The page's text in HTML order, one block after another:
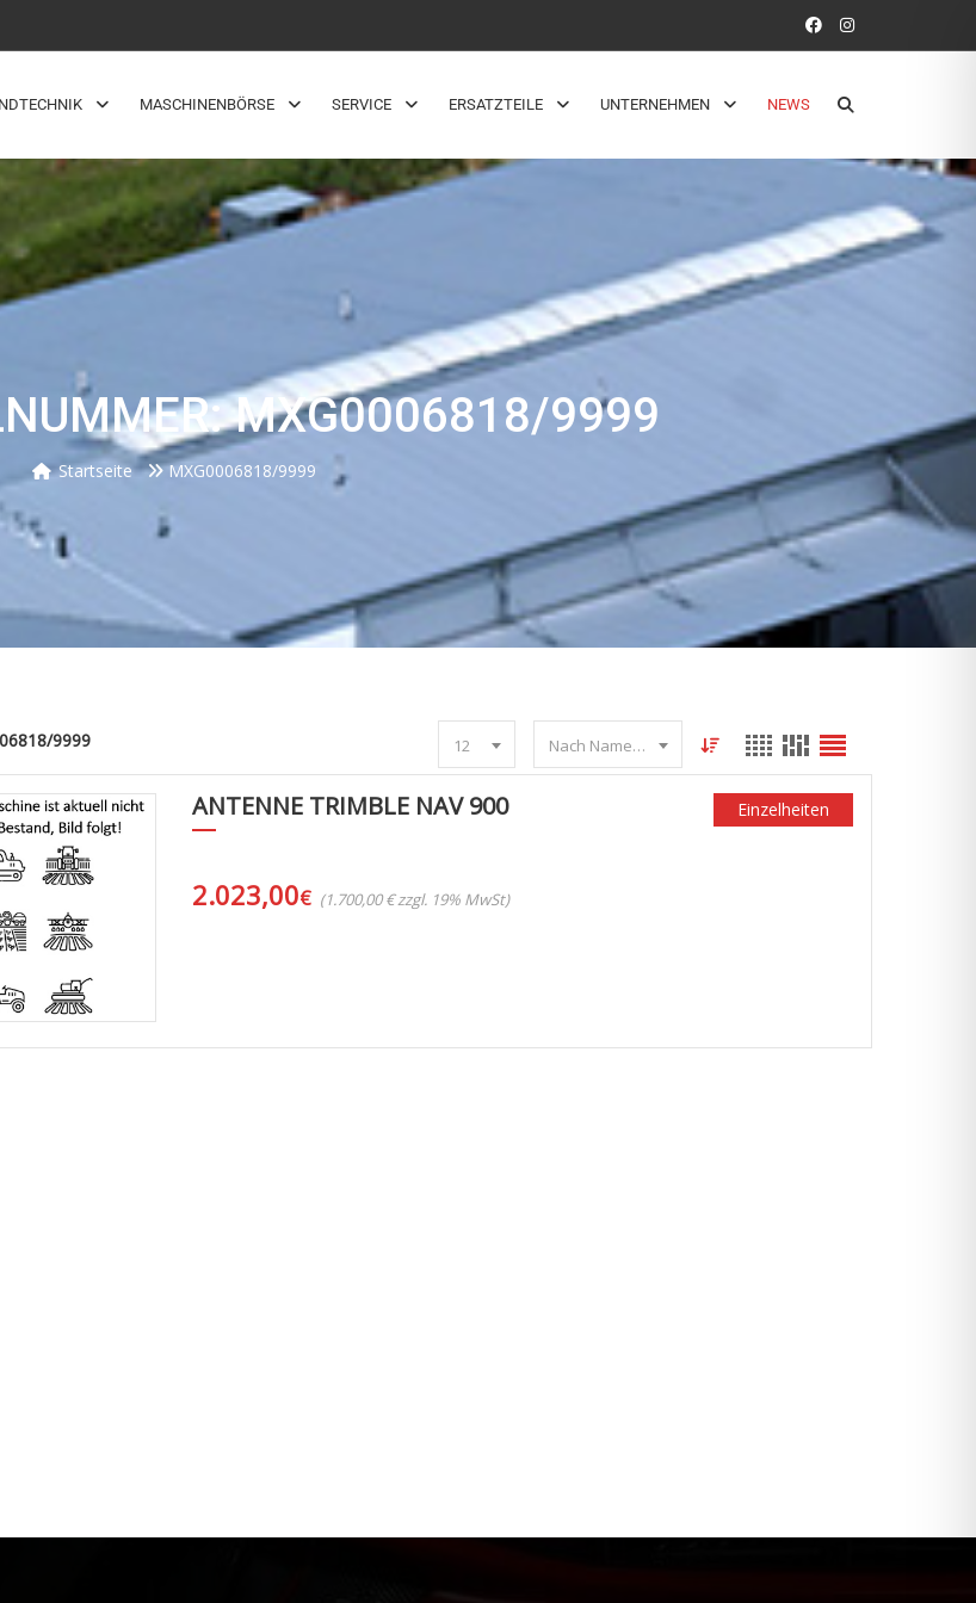
MASCHINENBÖRSE SERVICE ERSATZTEILE UNTERNEHMEN NEWS
MXG0006818/9999
Startseite MXG0006818/9999
9999 12 Nach Name sortieren
ANTENNE TRIMBLE NAV 900
2.023,00€ (1.700,00 € zzgl. 19% MwSt)
Einzelheiten